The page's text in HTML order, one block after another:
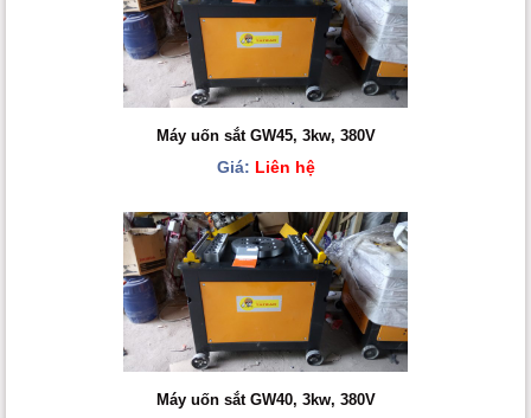
Máy uốn sắt GW45, 3kw, 380V
Giá: Liên hệ
Máy uốn sắt GW40, 3kw, 380V